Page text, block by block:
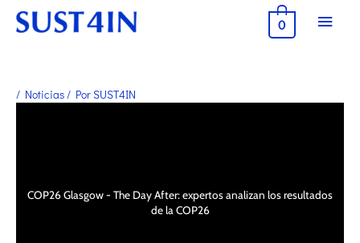
Menú
0
/ Noticias/ PorSUST4IN
COP26 Glasgow - The Day After: expertos analizan los resultados
de la COP26​